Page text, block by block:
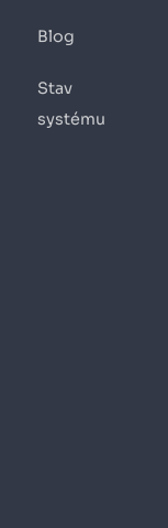
Blog
Stav
systému